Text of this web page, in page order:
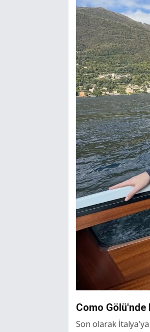
Como Gölü'nde
Son olarak